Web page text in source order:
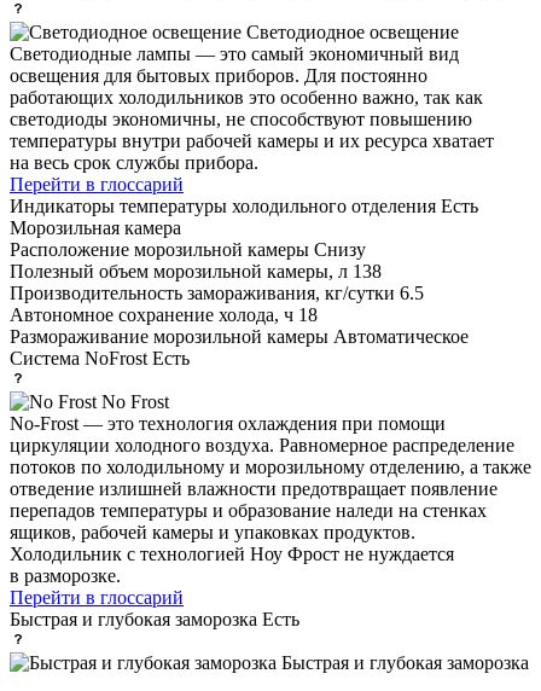
Светодиодное освещение
Светодиодные лампы — это самый экономичный вид
освещения для бытовых приборов. Для постоянно
работающих холодильников это особенно важно, так как
светодиоды экономичны, не способствуют повышению
температуры внутри рабочей камеры и их ресурса хватает
на весь срок службы прибора.
Перейти в глоссарий
Индикаторы температуры холодильного отделения Есть
Морозильная камера
Расположение морозильной камеры Снизу
Полезный объем морозильной камеры, л 138
Производительность замораживания, кг/сутки 6.5
Автономное сохранение холода, ч 18
Размораживание морозильной камеры Автоматическое
Система NoFrost Есть
No Frost
No-Frost — это технология охлаждения при помощи
циркуляции холодного воздуха. Равномерное распределение
потоков по холодильному и морозильному отделению, а также
отведение излишней влажности предотвращает появление
перепадов температуры и образование наледи на стенках
ящиков, рабочей камеры и упаковках продуктов.
Холодильник с технологией Ноу Фрост не нуждается
в разморозке.
Перейти в глоссарий
Быстрая и глубокая заморозка Есть
Быстрая и глубокая заморозка